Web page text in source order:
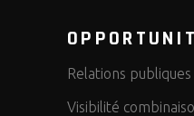
Relations publiques
Visibilité